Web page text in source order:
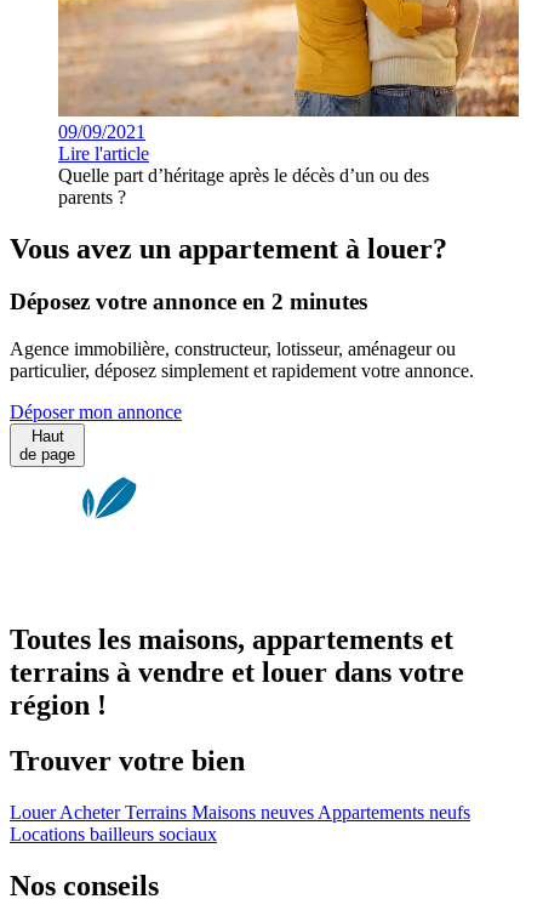
09/09/2021
Lire l'article
Quelle part d’héritage après le décès d’un ou des
parents ?
Vous avez un appartement à louer?
Déposez votre annonce en 2 minutes
Agence immobilière, constructeur, lotisseur, aménageur ou
particulier, déposez simplement et rapidement votre annonce.
Déposer mon annonce
Haut
de page
Toutes les maisons, appartements et
terrains à vendre et louer dans votre
région !
Trouver votre bien
LouerAcheterTerrains Maisons neuves Appartements neufs
Locations bailleurs sociaux
Nos conseils